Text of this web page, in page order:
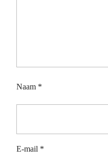
Naam *
E-mail *